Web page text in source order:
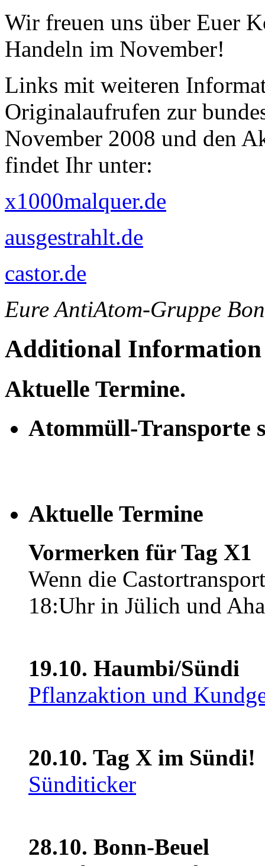
Wir freuen uns über Euer
Handeln im November!
Links mit weiteren
Originalaufrufen zur
November 2008 und den
findet Ihr unter:
x1000malquer.de
ausgestrahlt.de
castor.de
Eure AntiAtom-Gruppe
Additional Information
Aktuelle Termine.
Atommüll-Transporte
Aktuelle Termine
Vormerken für Tag X1
Wenn die
18:Uhr in Jülich und
19.10. Haumbi/Sündi
Pflanzaktion und
20.10. Tag X im Sündi!
Sünditicker
28.10. Bonn-Beuel